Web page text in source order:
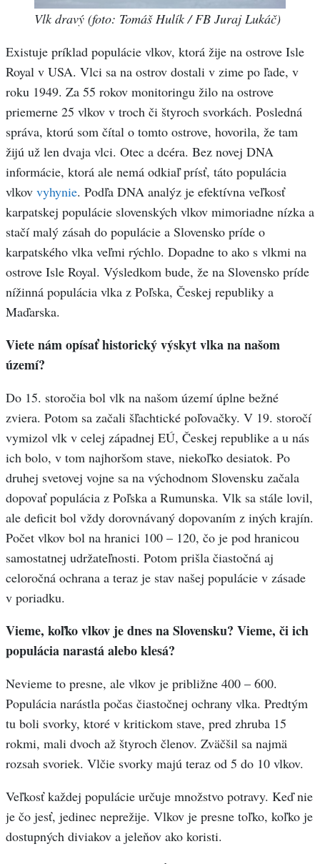
Vlk dravý (foto: Tomáš Hulík / FB Juraj Lukáč)
Existuje príklad populácie vlkov, ktorá žije na ostrove Isle
Royal v USA. Vlci sa na ostrov dostali v zime po ľade, v
roku 1949. Za 55 rokov monitoringu žilo na ostrove
priemerne 25 vlkov v troch či štyroch svorkách. Posledná
správa, ktorú som čítal o tomto ostrove, hovorila, že tam
žijú už len dvaja vlci. Otec a dcéra. Bez novej DNA
informácie, ktorá ale nemá odkiaľ prísť, táto populácia
vlkov vyhynie. Podľa DNA analýz je efektívna veľkosť
karpatskej populácie slovenských vlkov mimoriadne nízka a
stačí malý zásah do populácie a Slovensko príde o
karpatského vlka veľmi rýchlo. Dopadne to ako s vlkmi na
ostrove Isle Royal. Výsledkom bude, že na Slovensko príde
nížinná populácia vlka z Poľska, Českej republiky a
Maďarska.
Viete nám opísať historický výskyt vlka na našom
území?
Do 15. storočia bol vlk na našom území úplne bežné
zviera. Potom sa začali šľachtické poľovačky. V 19. storočí
vymizol vlk v celej západnej EÚ, Českej republike a u nás
ich bolo, v tom najhoršom stave, niekoľko desiatok. Po
druhej svetovej vojne sa na východnom Slovensku začala
dopovať populácia z Poľska a Rumunska. Vlk sa stále lovil,
ale deficit bol vždy dorovnávaný dopovaním z iných krajín.
Počet vlkov bol na hranici 100 – 120, čo je pod hranicou
samostatnej udržateľnosti. Potom prišla čiastočná aj
celoročná ochrana a teraz je stav našej populácie v zásade
v poriadku.
Vieme, koľko vlkov je dnes na Slovensku? Vieme, či ich
populácia narastá alebo klesá?
Nevieme to presne, ale vlkov je približne 400 – 600.
Populácia narástla počas čiastočnej ochrany vlka. Predtým
tu boli svorky, ktoré v kritickom stave, pred zhruba 15
rokmi, mali dvoch až štyroch členov. Zväčšil sa najmä
rozsah svoriek. Vlčie svorky majú teraz od 5 do 10 vlkov.
Veľkosť každej populácie určuje množstvo potravy. Keď nie
je čo jesť, jedinec neprežije. Vlkov je presne toľko, koľko je
dostupných diviakov a jeleňov ako koristi.